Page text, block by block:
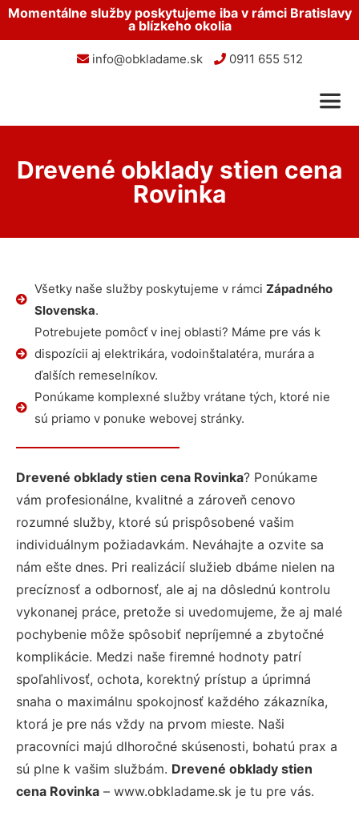
Momentálne služby poskytujeme iba v rámci Bratislavy
a blízkeho okolia
info@obkladame.sk 0911 655 512
Drevené obklady stien cena
Rovinka
Všetky naše služby poskytujeme v rámci Západného
Slovenska.
Potrebujete pomôcť v inej oblasti? Máme pre vás k
dispozícii aj elektrikára, vodoinštalatéra, murára a
ďalších remeselníkov.
Ponúkame komplexné služby vrátane tých, ktoré nie
sú priamo v ponuke webovej stránky.
Drevené obklady stien cena Rovinka? Ponúkame
vám profesionálne, kvalitné a zároveň cenovo
rozumné služby, ktoré sú prispôsobené vašim
individuálnym požiadavkám. Neváhajte a ozvite sa
nám ešte dnes. Pri realizácií služieb dbáme nielen na
precíznosť a odbornosť, ale aj na dôslednú kontrolu
vykonanej práce, pretože si uvedomujeme, že aj malé
pochybenie môže spôsobiť nepríjemné a zbytočné
komplikácie. Medzi naše firemné hodnoty patrí
spoľahlivosť, ochota, korektný prístup a úprimná
snaha o maximálnu spokojnosť každého zákazníka,
ktorá je pre nás vždy na prvom mieste. Naši
pracovníci majú dlhoročné skúsenosti, bohatú prax a
sú plne k vašim službám. Drevené obklady stien
cena Rovinka – www.obkladame.sk je tu pre vás.